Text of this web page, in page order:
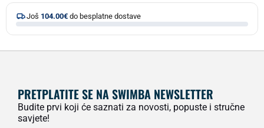
Još 104.00€ do besplatne dostave
PRETPLATITE SE NA SWIMBA NEWSLETTER
Budite prvi koji će saznati za novosti, popuste i stručne
savjete!